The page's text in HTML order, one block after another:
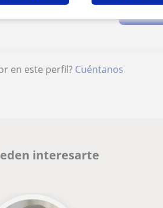
en este perfil? Cuéntanos
interesarte